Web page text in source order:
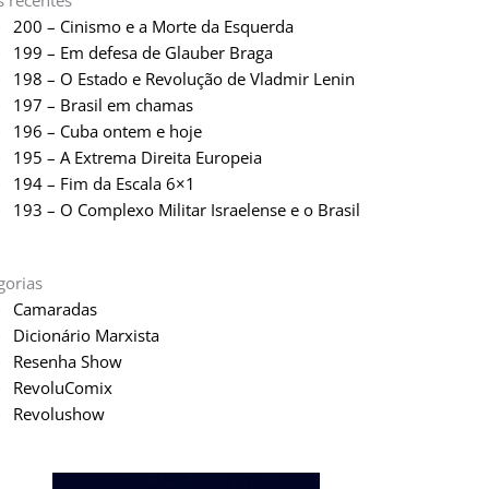
200 – Cinismo e a Morte da Esquerda
199 – Em defesa de Glauber Braga
198 – O Estado e Revolução de Vladmir Lenin
197 – Brasil em chamas
196 – Cuba ontem e hoje
195 – A Extrema Direita Europeia
194 – Fim da Escala 6×1
193 – O Complexo Militar Israelense e o Brasil
Camaradas
Dicionário Marxista
Resenha Show
RevoluComix
Revolushow